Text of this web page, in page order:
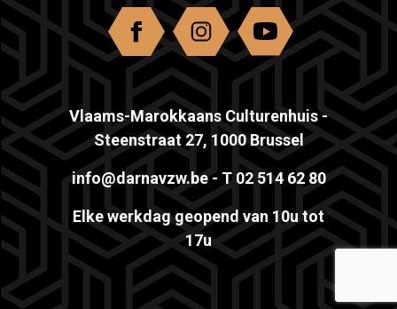
Vlaams-Marokkaans Culturenhuis -
Steenstraat 27, 1000 Brussel
info@darnavzw.be- T 02 514 62 80
Elke werkdag geopend van 10u tot
17u